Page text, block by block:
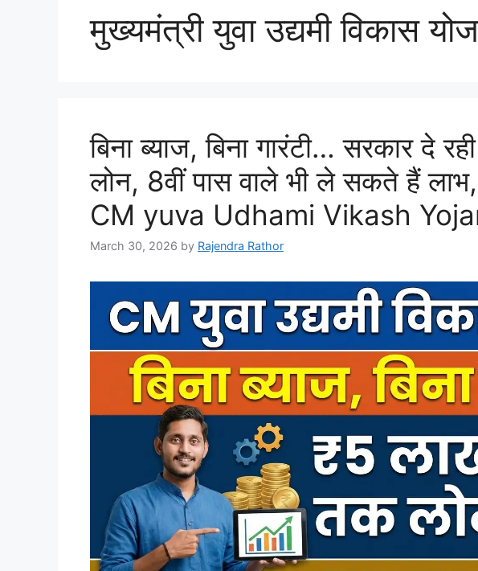
मुख्यमंत्री युवा उद्यमी विकास
बिना ब्‍याज, बिना गारंटी… सरकार दे
लोन, 8वीं पास वाले भी ले सकते हैं
CM yuva Udhami Vikash
March 30, 2026 by Rajendra Rathor